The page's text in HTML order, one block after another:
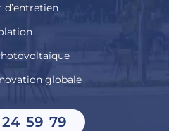
d’entretien
globale
59 79